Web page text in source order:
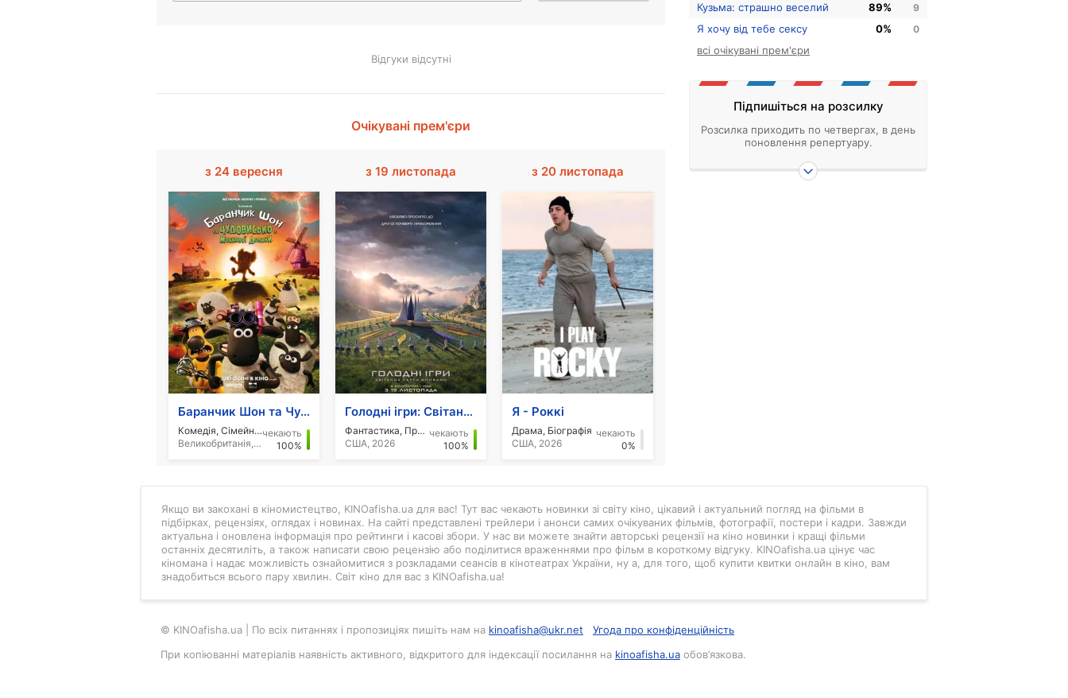
Відгуки відсутні
Очікувані прем'єри
з 24 вересня
Баранчик Шон та Чудовисько з Мохнявої долини
Комедія, Сімейний, Анімація
Великобританія, 2026
чекають
100%
з 19 листопада
Голодні ігри: Світанок перед Жнивами
Фантастика, Пригоди
США, 2026
чекають
100%
з 20 листопада
Я - Роккі
Драма, Біографія
США, 2026
чекають
0%
Кузьма: страшно веселий 89% 9
Я хочу від тебе сексу 0% 0
всі очікувані прем'єри
Підпишіться на розсилку
Розсилка приходить по четвергах, в день
поновлення репертуару.
Якщо ви закохані в кіномистецтво, KINOafisha.ua для вас! Тут вас чекають новинки зі світу кіно, цікавий і актуальний погляд на фільми в
підбірках, рецензіях, оглядах і новинах. На сайті представлені трейлери і анонси самих очікуваних фільмів, фотографії, постери і кадри. Завжди
актуальна і оновлена інформація про рейтинги і касові збори. У нас ви можете знайти авторські рецензії на кіно новинки і кращі фільми
останніх десятиліть, а також написати свою рецензію або поділитися враженнями про фільм в короткому відгуку. KINOafisha.ua цінує час
кіномана і надає можливість ознайомитися з розкладами сеансів в кінотеатрах України, ну а, для того, щоб купити квитки онлайн в кіно, вам
знадобиться всього пару хвилин. Світ кіно для вас з KINOafisha.ua!
© KINOafisha.ua | По всіх питаннях і пропозиціях пишіть нам на kinoafisha@ukr.net
Угода про конфіденційність
При копіюванні матеріалів наявність активного, відкритого для індексації посилання на kinoafisha.ua обов’язкова.